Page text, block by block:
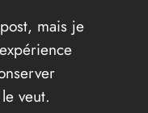
mais je
veut.